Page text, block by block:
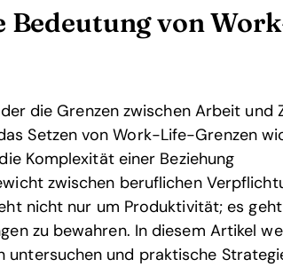
Bedeutung von
die Grenzen zwischen Arbeit und
Setzen von Work-Life-Grenzen
Komplexität einer Beziehung
zwischen beruflichen
nicht nur um Produktivität; es
zu bewahren. In diesem Artikel
und praktische